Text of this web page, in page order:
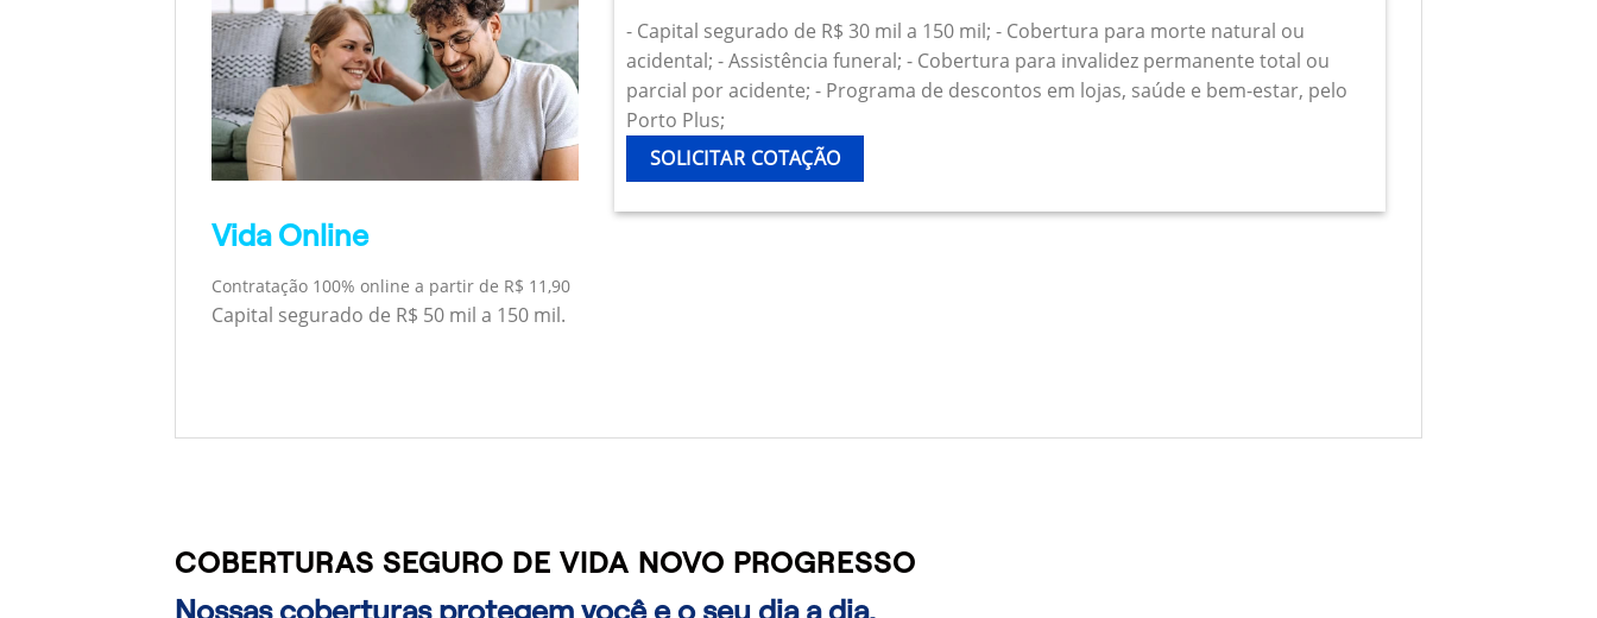
Vida Online
Contratação 100% online a partir de R$ 11,90
Capital segurado de R$ 50 mil a 150 mil.
- Capital segurado de R$ 30 mil a 150 mil; - Cobertura para morte natural ou
acidental; - Assistência funeral; - Cobertura para invalidez permanente total ou
parcial por acidente; - Programa de descontos em lojas, saúde e bem-estar, pelo
Porto Plus;
SOLICITAR COTAÇÃO
COBERTURAS SEGURO DE VIDA NOVO PROGRESSO
Nossas coberturas protegem você e o seu dia a dia.